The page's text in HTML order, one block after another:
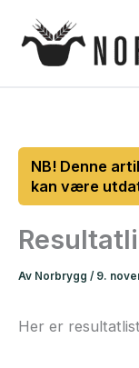
rett
Av Norbrygg / 9.
Her er